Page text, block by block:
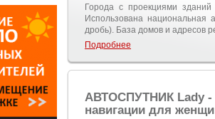
Города с проекциями
Использована национальная
дробь). База домов и адресов
Подробнее
АВТОСПУТНИК Lady -
навигации для